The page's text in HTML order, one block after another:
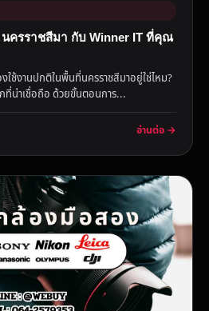
ครราชสีมา กับ Winner IT ที่คุณ
ใช้งานปกติในพื้นที่นครราชสีมาอยู่ใช่ไหม?
ที่น่าเชื่อถือ ด้วยขั้นตอนการ...
อ่านต่อ →